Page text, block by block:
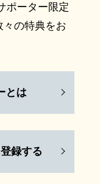
ポーター限定
の特典をお
とは
録する